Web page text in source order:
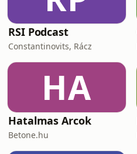
„A zene mi
RSI Podcast
Constantinovits, Rácz
HA
Hatalmas Arcok
Betone.hu